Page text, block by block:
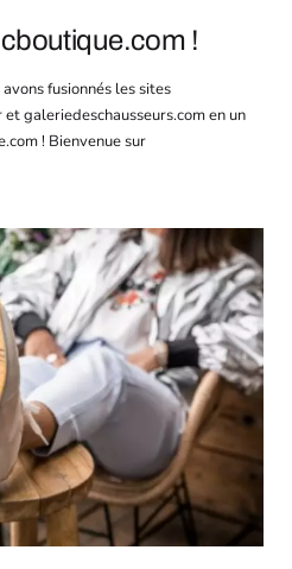
!
fusionnés les sites
galeriedeschausseurs.com en un
! Bienvenue sur